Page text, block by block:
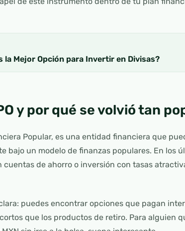
la Mejor Opción para Invertir en Divisas?
y por qué se volvió tan
Popular, es una entidad financiera que
bajo un modelo de finanzas populares. En los
de ahorro o inversión con tasas
puedes encontrar opciones que pagan
que los productos de retiro. Para alguien